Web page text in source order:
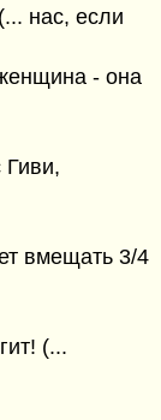
нас, если
- она
Гиви,
вмещать 3/4
(...